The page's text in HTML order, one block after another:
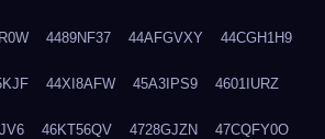
4489NF37 44AFGVXY 44CGH1H9
44XI8AFW 45A3IPS9 4601IURZ
46KT56QV 4728GJZN 47CQFY0O